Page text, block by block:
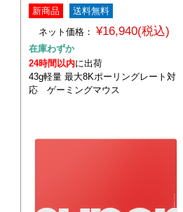
新商品
送料無料
ネット価格：
¥16,940(税込)
在庫わずか
24時間以内に出荷
43g軽量 最大8Kポーリングレート対
応 ゲーミングマウス